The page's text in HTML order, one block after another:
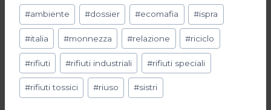
Tag
articolo:
#ambiente #dossier #ecomafia #ispra
#italia #monnezza #relazione #riciclo
#rifiuti #rifiuti industriali #rifiuti speciali
#rifiuti tossici #riuso #sistri